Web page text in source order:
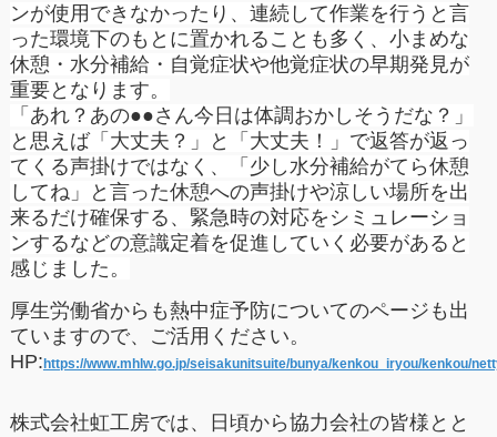
ンが使用できなかったり、連続して作業を行うと言
った環境下のもとに置かれることも多く、小まめな
休憩・水分補給・自覚症状や他覚症状の早期発見が
重要となります。
「あれ？あの●●さん今日は体調おかしそうだな？」
と思えば「大丈夫？」と「大丈夫！」で返答が返っ
てくる声掛けではなく、「少し水分補給がてら休憩
してね」と言った休憩への声掛けや涼しい場所を出
来るだけ確保する、緊急時の対応をシミュレーショ
ンするなどの意識定着を促進していく必要があると
感じました。
厚生労働省からも熱中症予防についてのページも出
ていますので、ご活用ください。
HP: https://www.mhlw.go.jp/seisakunitsuite/bunya/kenkou_iryou/kenkou/
株式会社虹工房では、日頃から協力会社の皆様とと